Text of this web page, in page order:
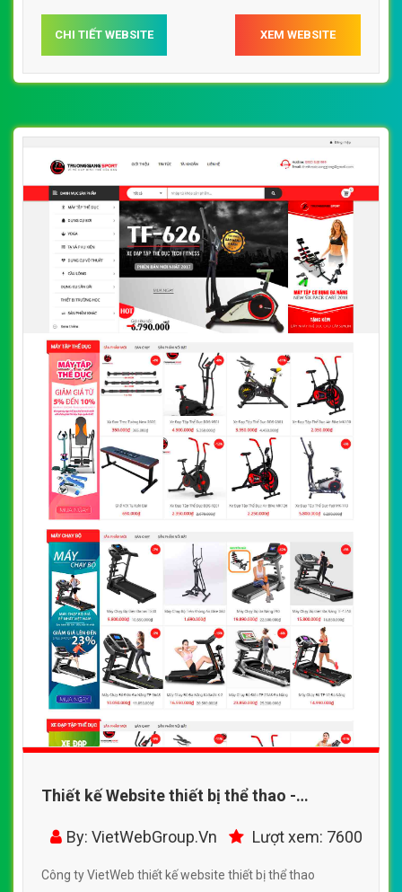
bị thể thao www.thethaodaiviet.vn
CHI TIẾT WEBSITE XEM WEBSITE
Thiết kế Website thiết bị thể thao -
thethaotruonggiang.com -
By: VietWebGroup.Vn Lượt xem: 7600
Công ty VietWeb thiết kế website thiết bị thể thao